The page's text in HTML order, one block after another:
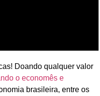
Doando qualquer valor
o economês e
brasileira, entre os